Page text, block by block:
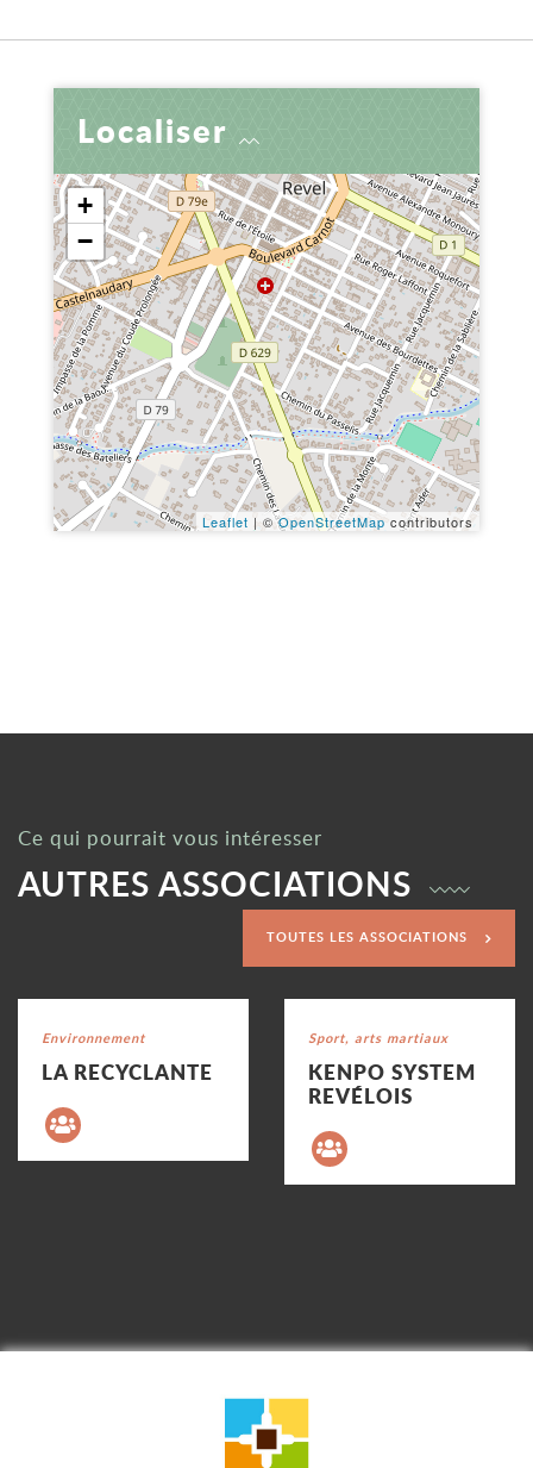
Localiser
+
−
Leaflet | ©OpenStreetMap contributors
Ce qui pourrait vous intéresser
AUTRES ASSOCIATIONS
TOUTES LES ASSOCIATIONS
Catégorie : "
Environnement
LA RECYCLANTE
Catégorie : "
Sport, arts martiaux
KENPO SYSTEM
REVÉLOIS